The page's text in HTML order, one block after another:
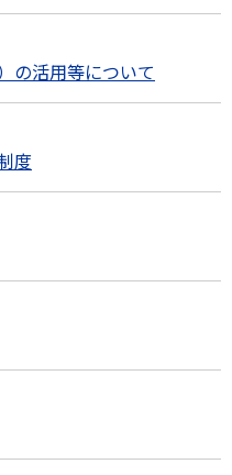
の活用等について
度